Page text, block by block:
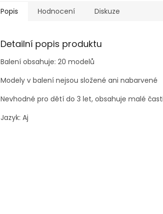
Popis Hodnocení Diskuze
Detailní popis produktu
Balení obsahuje: 20 modelů
Modely v balení nejsou složené ani nabarvené
Nevhodné pro dětí do 3 let, obsahuje malé
Jazyk: Aj